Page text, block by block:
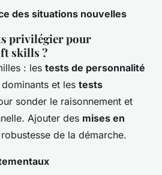
des situations nouvelles
privilégier pour
skills ?
: les tests de personnalité
et les tests
sonder le raisonnement et
Ajouter des mises en
de la démarche.